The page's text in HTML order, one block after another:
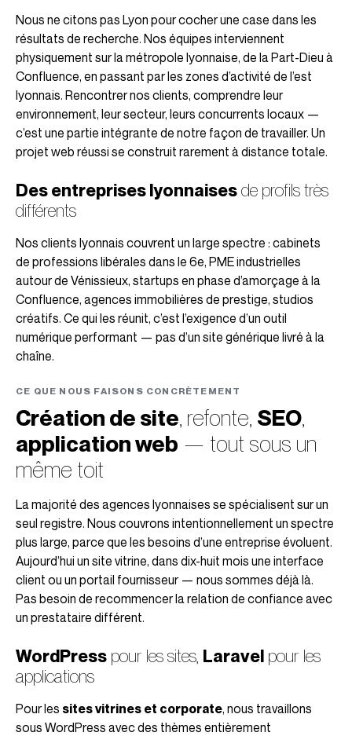
Nous ne citons pas Lyon pour cocher une case dans les
résultats de recherche. Nos équipes interviennent
physiquement sur la métropole lyonnaise, de la Part-Dieu à
Confluence, en passant par les zones d’activité de l’est
lyonnais. Rencontrer nos clients, comprendre leur
environnement, leur secteur, leurs concurrents locaux —
c’est une partie intégrante de notre façon de travailler. Un
projet web réussi se construit rarement à distance totale.
Des entreprises lyonnaisesde profils très
différents
Nos clients lyonnais couvrent un large spectre : cabinets
de professions libérales dans le 6e, PME industrielles
autour de Vénissieux, startups en phase d’amorçage à la
Confluence, agences immobilières de prestige, studios
créatifs. Ce qui les réunit, c’est l’exigence d’un outil
numérique performant — pas d’un site générique livré à la
chaîne.
CE QUE NOUS FAISONS CONCRÈTEMENT
Création de site, refonte, SEO,
application web — tout sous un
même toit
La majorité des agences lyonnaises se spécialisent sur un
seul registre. Nous couvrons intentionnellement un spectre
plus large, parce que les besoins d’une entreprise évoluent.
Aujourd’hui un site vitrine, dans dix-huit mois une interface
client ou un portail fournisseur — nous sommes déjà là.
Pas besoin de recommencer la relation de confiance avec
un prestataire différent.
WordPress pour les sites, Laravel pour les
applications
Pour les sites vitrines et corporate, nous travaillons
sous WordPress avec des thèmes entièrement